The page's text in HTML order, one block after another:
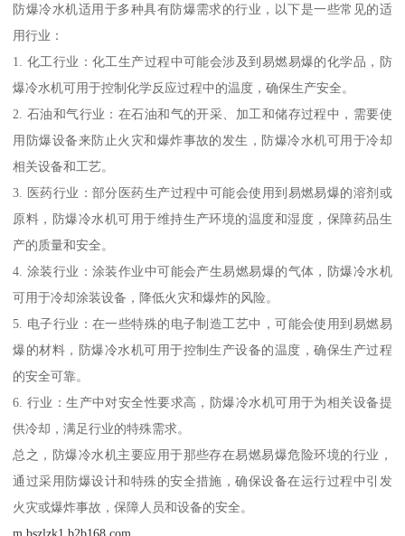
防爆冷水机适用于多种具有防爆需求的行业，以下是一些常见的适
用行业：
1. 化工行业：化工生产过程中可能会涉及到易燃易爆的化学品，防
爆冷水机可用于控制化学反应过程中的温度，确保生产安全。
2. 石油和气行业：在石油和气的开采、加工和储存过程中，需要使
用防爆设备来防止火灾和爆炸事故的发生，防爆冷水机可用于冷却
相关设备和工艺。
3. 医药行业：部分医药生产过程中可能会使用到易燃易爆的溶剂或
原料，防爆冷水机可用于维持生产环境的温度和湿度，保障药品生
产的质量和安全。
4. 涂装行业：涂装作业中可能会产生易燃易爆的气体，防爆冷水机
可用于冷却涂装设备，降低火灾和爆炸的风险。
5. 电子行业：在一些特殊的电子制造工艺中，可能会使用到易燃易
爆的材料，防爆冷水机可用于控制生产设备的温度，确保生产过程
的安全可靠。
6. 行业：生产中对安全性要求高，防爆冷水机可用于为相关设备提
供冷却，满足行业的特殊需求。
总之，防爆冷水机主要应用于那些存在易燃易爆危险环境的行业，
通过采用防爆设计和特殊的安全措施，确保设备在运行过程中引发
火灾或爆炸事故，保障人员和设备的安全。
m.bszlzk1.b2b168.com